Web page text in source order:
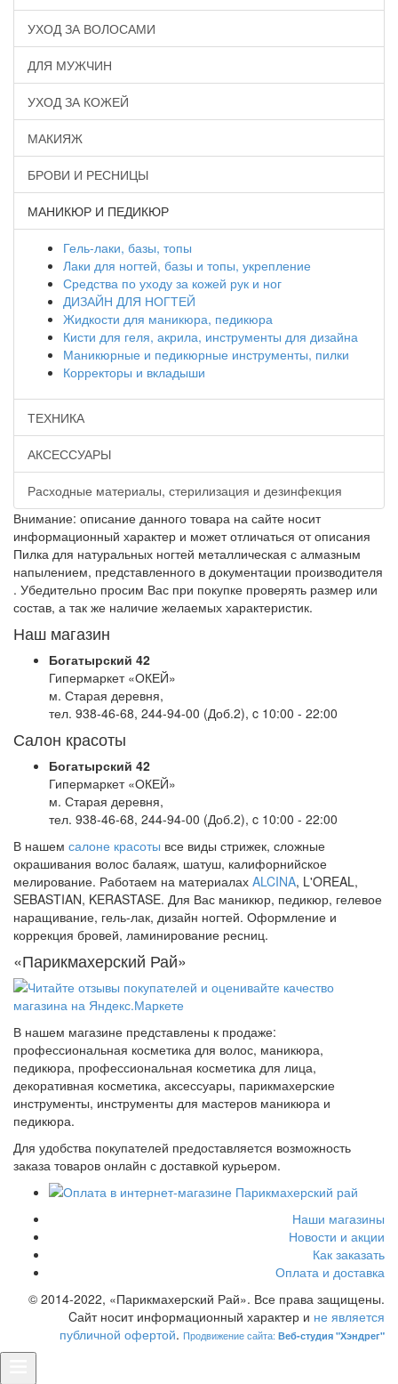
УХОД ЗА ВОЛОСАМИ
ДЛЯ МУЖЧИН
УХОД ЗА КОЖЕЙ
МАКИЯЖ
БРОВИ И РЕСНИЦЫ
МАНИКЮР И ПЕДИКЮР
Гель-лаки, базы, топы
Лаки для ногтей, базы и топы, укрепление
Средства по уходу за кожей рук и ног
ДИЗАЙН ДЛЯ НОГТЕЙ
Жидкости для маникюра, педикюра
Кисти для геля, акрила, инструменты для дизайна
Маникюрные и педикюрные инструменты, пилки
Корректоры и вкладыши
ТЕХНИКА
АКСЕССУАРЫ
Расходные материалы, стерилизация и дезинфекция
Внимание: описание данного товара на сайте носит
информационный характер и может отличаться от описания
Пилка для натуральных ногтей металлическая с алмазным
напылением, представленного в документации производителя
. Убедительно просим Вас при покупке проверять размер или
состав, а так же наличие желаемых характеристик.
Наш магазин
Богатырский 42
Гипермаркет «ОКЕЙ»
м. Старая деревня,
тел. 938-46-68, 244-94-00 (Доб.2), c 10:00 - 22:00
Салон красоты
Богатырский 42
Гипермаркет «ОКЕЙ»
м. Старая деревня,
тел. 938-46-68, 244-94-00 (Доб.2), c 10:00 - 22:00
В нашем салоне красоты все виды стрижек, сложные
окрашивания волос балаяж, шатуш, калифорнийское
мелирование. Работаем на материалах ALCINA, L'OREAL,
SEBASTIAN, KERASTASE. Для Вас маникюр, педикюр, гелевое
наращивание, гель-лак, дизайн ногтей. Оформление и
коррекция бровей, ламинирование ресниц.
«Парикмахерский Рай»
В нашем магазине представлены к продаже:
профессиональная косметика для волос, маникюра,
педикюра, профессиональная косметика для лица,
декоративная косметика, аксессуары, парикмахерские
инструменты, инструменты для мастеров маникюра и
педикюра.
Для удобства покупателей предоставляется возможность
заказа товаров онлайн с доставкой курьером.
Наши магазины
Новости и акции
Как заказать
Оплата и доставка
© 2014-2022, «Парикмахерский Рай». Все права защищены.
Cайт носит информационный характер и не является
публичной офертой. Продвижение сайта: Веб-студия "Хэндрег"